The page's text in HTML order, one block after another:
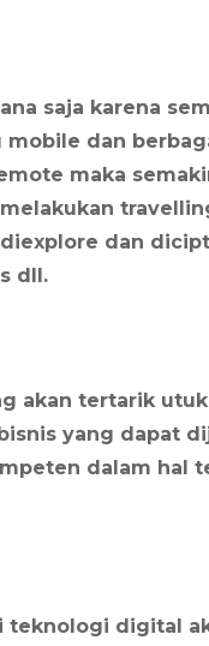
saja karena
dan
maka
dan
dll.
akan tertarik
yang dapat
dalam hal
teknologi digital